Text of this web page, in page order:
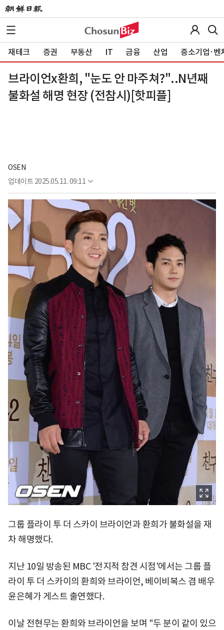
재테크 증권 부동산 IT 금융 산업 중소기업·벤
브라이언x환희, "눈도 안 마주쳐?"..N년째
불화설 해명 현장 (전참시)[핫피플]
OSEN
업데이트 2025.05.11. 09:11
그룹 플라이 투 더 스카이 브라이언과 환희가 불화설을 재
차 해명했다.
지난 10일 방송된 MBC '전지적 참견 시점'에서는 그룹 플
라이 투 더 스카이의 환희와 브라이언, 베이비복스 겸 배우
윤은혜가 게스트 출연했다.
이날 전현무는 환희와 브라이언을 보며 "두 분이 같이 있으